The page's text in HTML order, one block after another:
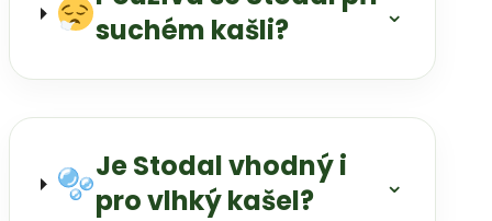
suchém kašli?
⌄
Je Stodal vhodný i
pro vlhký kašel?
⌄